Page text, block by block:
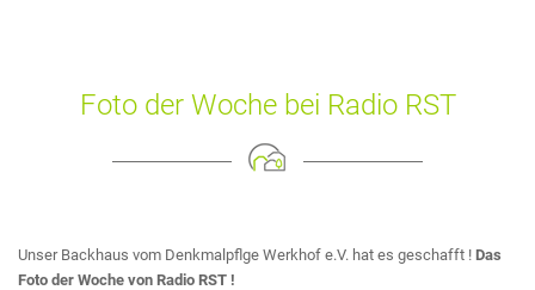
Foto der Woche bei Radio RST
Unser Backhaus vom Denkmalpflge Werkhof e.V. hat es geschafft ! Das
Foto der Woche von Radio RST !